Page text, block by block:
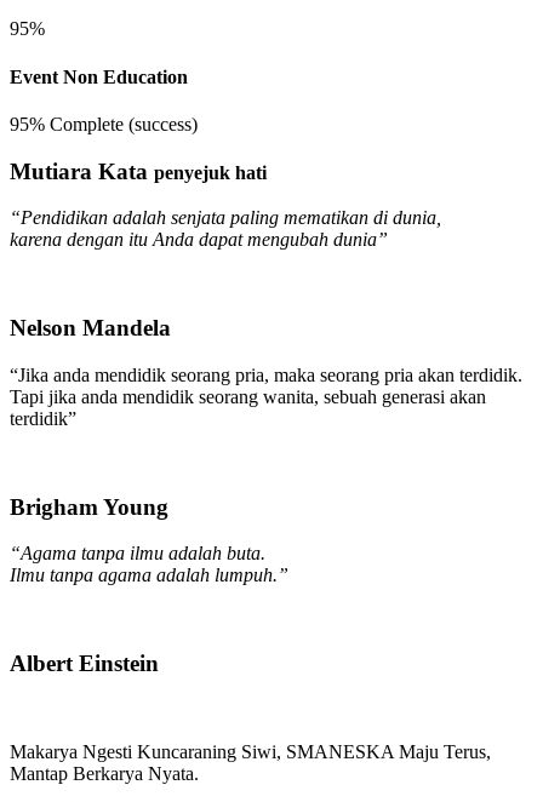
95%
Event Non Education
95% Complete (success)
Mutiara Kata penyejuk hati
“Pendidikan adalah senjata paling mematikan di dunia,
karena dengan itu Anda dapat mengubah dunia”
Nelson Mandela
“Jika anda mendidik seorang pria, maka seorang pria akan terdidik.
Tapi jika anda mendidik seorang wanita, sebuah generasi akan
terdidik”
Brigham Young
“Agama tanpa ilmu adalah buta.
Ilmu tanpa agama adalah lumpuh.”
Albert Einstein
Makarya Ngesti Kuncaraning Siwi, SMANESKA Maju Terus,
Mantap Berkarya Nyata.